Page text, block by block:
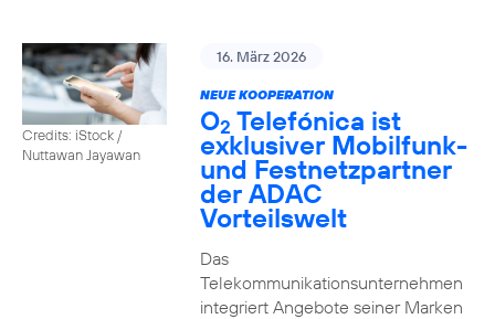
Credits: iStock /
Nuttawan Jayawan
16. März 2026
NEUE KOOPERATION
O2 Telefónica ist
exklusiver Mobilfunk-
und Festnetzpartner
der ADAC
Vorteilswelt
Das
Telekommunikationsunternehmen
integriert Angebote seiner Marken